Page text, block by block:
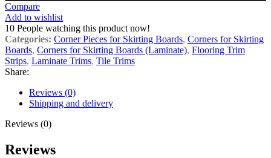
Compare
Add to wishlist
10 People watching this product now!
Categories: Corner Pieces for Skirting Boards, Corners for Skirting
Boards, Corners for Skirting Boards (Laminate), Flooring Trim
Strips, Laminate Trims, Tile Trims
Share:
Reviews (0)
Shipping and delivery
Reviews (0)
Reviews